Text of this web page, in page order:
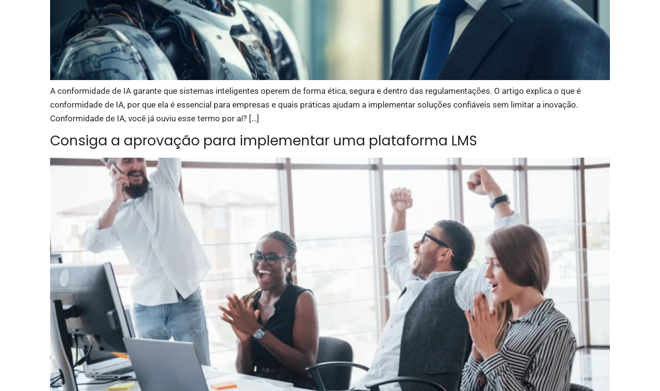
A conformidade de IA garante que sistemas inteligentes operem de forma ética, segura e dentro das regulamentações. O artigo explica o que é
conformidade de IA, por que ela é essencial para empresas e quais práticas ajudam a implementar soluções confiáveis sem limitar a inovação.
Conformidade de IA, você já ouviu esse termo por aí? […]
Consiga a aprovação para implementar uma plataforma LMS